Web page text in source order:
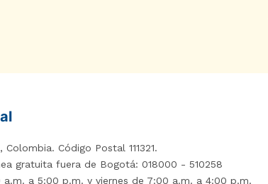
Código Postal 111321.
gratuita fuera de Bogotá: 018000 - 510258
a 5:00 p.m. y viernes de 7:00 a.m. a 4:00 p.m.